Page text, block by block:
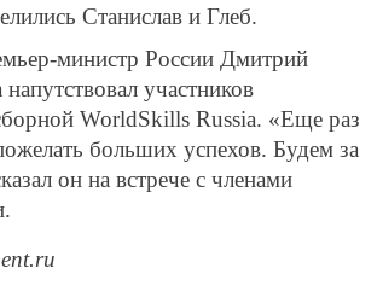
Станислав и Глеб.
министр России Дмитрий
участников
WorldSkills Russia. «Еще раз
больших успехов. Будем за
он на встрече с членами